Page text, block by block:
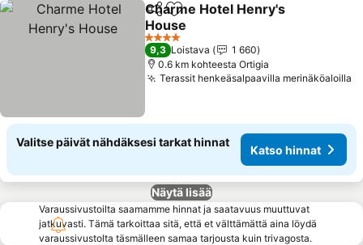
Jaa Lisää suosikkeihin
Charme Hotel Henry's
House
4 Tähtiluokitus
9,3 Loistava
1 660
0.6 km kohteesta Ortigia
Terassit henkeäsalpaavilla merinäköaloilla
Valitse päivät nähdäksesi tarkat hinnat
Katso hinnat
Näytä lisää
Varaussivustoilta saamamme hinnat ja saatavuus muuttuvat
jatkuvasti. Tämä tarkoittaa sitä, että et välttämättä aina löydä
varaussivustolta täsmälleen samaa tarjousta kuin trivagosta.